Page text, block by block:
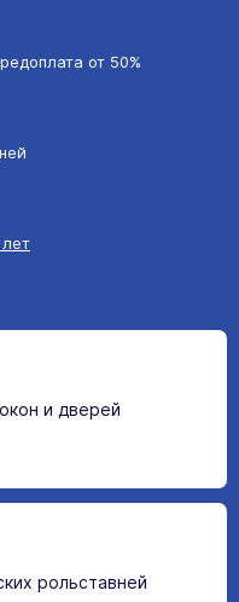
от 50%
и дверей
рольставней